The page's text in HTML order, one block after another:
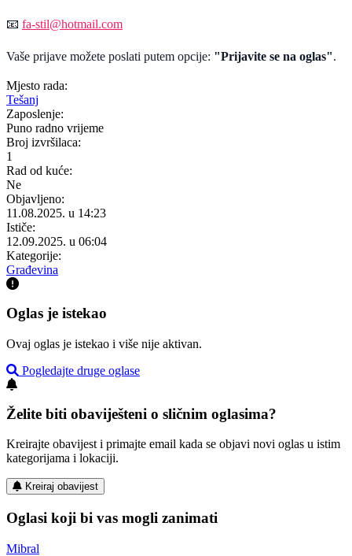
📧 fa-stil@hotmail.com
Vaše prijave možete poslati putem opcije: "Prijavite se na oglas".
Mjesto rada:
Tešanj
Zaposlenje:
Puno radno vrijeme
Broj izvršilaca:
1
Rad od kuće:
Ne
Objavljeno:
11.08.2025. u 14:23
Ističe:
12.09.2025. u 06:04
Kategorije:
Građevina
Oglas je istekao
Ovaj oglas je istekao i više nije aktivan.
Pogledajte druge oglase
Želite biti obaviješteni o sličnim oglasima?
Kreirajte obavijest i primajte email kada se objavi novi oglas u istim
kategorijama i lokaciji.
Kreiraj obavijest
Oglasi koji bi vas mogli zanimati
Mibral